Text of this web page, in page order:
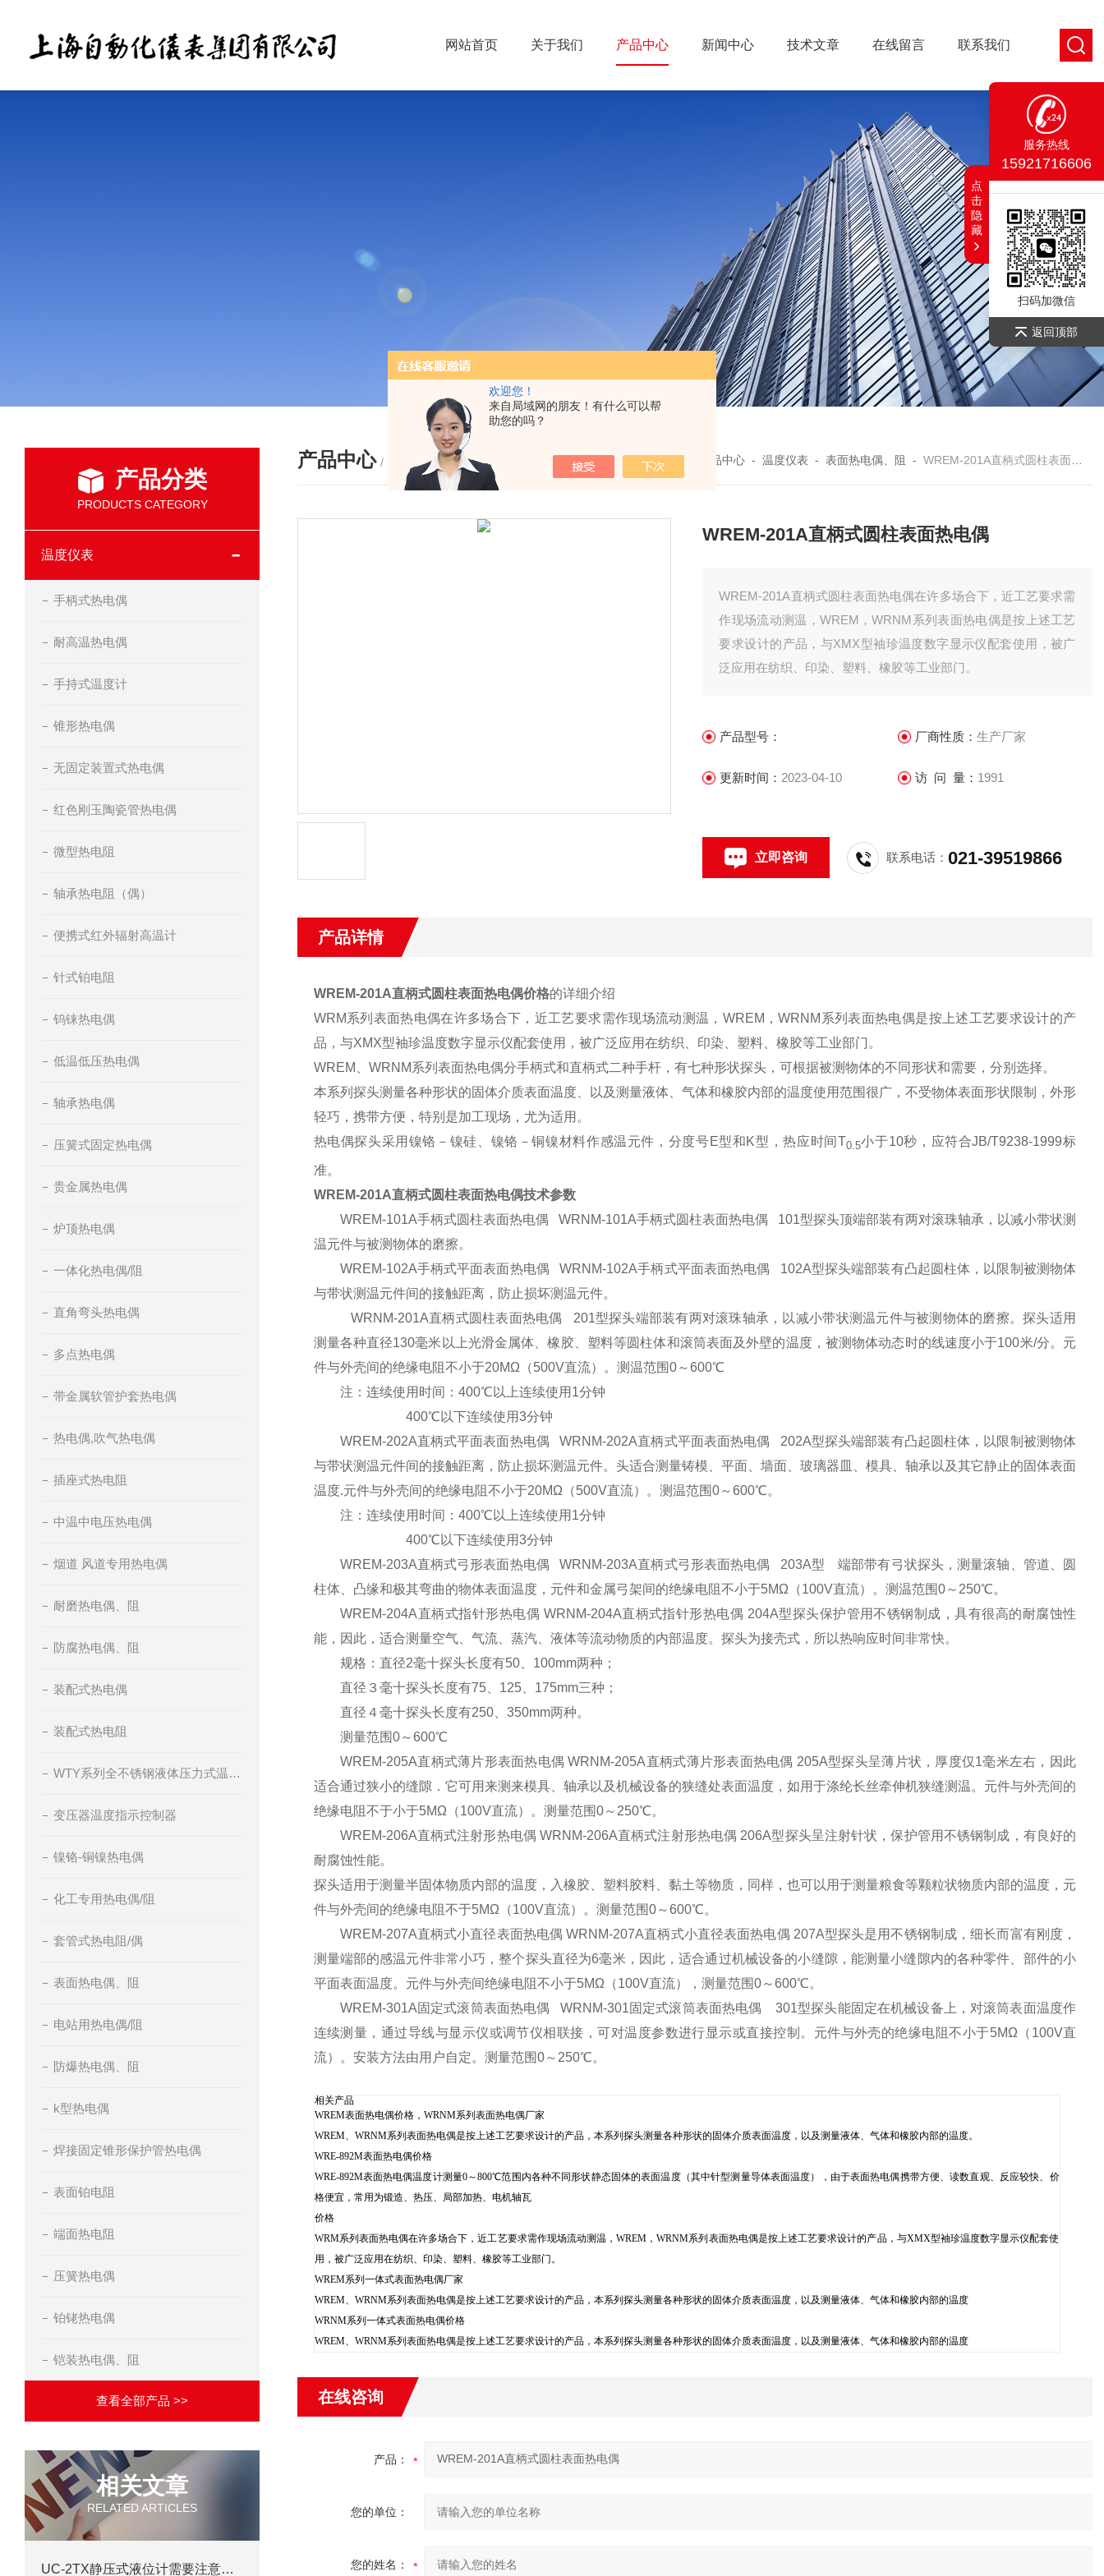
欢迎您！
来自局域网的朋友！有什么可以帮
助您的吗？
网站首页 关于我们 产品中心 新闻中心 技术文章 在线留言 联系我们
产品分类
PRODUCTS CATEGORY
温度仪表
手柄式热电偶
耐高温热电偶
手持式温度计
锥形热电偶
无固定装置式热电偶
红色刚玉陶瓷管热电偶
微型热电阻
轴承热电阻（偶）
便携式红外辐射高温计
针式铂电阻
钨铼热电偶
低温低压热电偶
轴承热电偶
压簧式固定热电偶
贵金属热电偶
炉顶热电偶
一体化热电偶/阻
直角弯头热电偶
多点热电偶
带金属软管护套热电偶
热电偶,吹气热电偶
插座式热电阻
中温中电压热电偶
烟道 风道专用热电偶
耐磨热电偶、阻
防腐热电偶、阻
装配式热电偶
装配式热电阻
WTY系列全不锈钢液体压力式温度计
变压器温度指示控制器
镍铬-铜镍热电偶
化工专用热电偶/阻
套管式热电阻/偶
表面热电偶、阻
电站用热电偶/阻
防爆热电偶、阻
k型热电偶
焊接固定锥形保护管热电偶
表面铂电阻
端面热电阻
压簧热电偶
铂铑热电偶
铠装热电偶、阻
查看全部产品 >>
相关文章
RELATED ARTICLES
UC-2TX静压式液位计需要注意的的正确选型方式
产品中心 / PRODUCTS 您的位置：首页 - 产品中心 -温度仪表 -表面热电偶、阻 -WREM-201A直柄式圆柱表面热电偶
WREM-201A直柄式圆柱表面热电偶
WREM-201A直柄式圆柱表面热电偶在许多场合下，近工艺要求需
作现场流动测温，WREM，WRNM系列表面热电偶是按上述工艺
要求设计的产品，与XMX型袖珍温度数字显示仪配套使用，被广
泛应用在纺织、印染、塑料、橡胶等工业部门。
产品型号： 厂商性质： 生产厂家
更新时间： 2023-04-10 访 问 量： 1991
立即咨询 联系电话：021-39519866
产品详情
WREM-201A直柄式圆柱表面热电偶价格的详细介绍
WRM系列表面热电偶在许多场合下，近工艺要求需作现场流动测温，WREM，WRNM系列表面热电偶是按上述工艺要求设计的产
品，与XMX型袖珍温度数字显示仪配套使用，被广泛应用在纺织、印染、塑料、橡胶等工业部门。
WREM、WRNM系列表面热电偶分手柄式和直柄式二种手杆，有七种形状探头，可根据被测物体的不同形状和需要，分别选择。
本系列探头测量各种形状的固体介质表面温度、以及测量液体、气体和橡胶内部的温度使用范围很广，不受物体表面形状限制，外形
轻巧，携带方便，特别是加工现场，尤为适用。
热电偶探头采用镍铬－镍硅、镍铬－铜镍材料作感温元件，分度号E型和K型，热应时间T0.5小于10秒，应符合JB/T9238-1999标
准。
WREM-201A直柄式圆柱表面热电偶技术参数
WREM-101A手柄式圆柱表面热电偶 WRNM-101A手柄式圆柱表面热电偶 101型探头顶端部装有两对滚珠轴承，以减小带状测
温元件与被测物体的磨擦。
WREM-102A手柄式平面表面热电偶 WRNM-102A手柄式平面表面热电偶 102A型探头端部装有凸起圆柱体，以限制被测物体
与带状测温元件间的接触距离，防止损坏测温元件。
WRNM-201A直柄式圆柱表面热电偶 201型探头端部装有两对滚珠轴承，以减小带状测温元件与被测物体的磨擦。探头适用
测量各种直径130毫米以上光滑金属体、橡胶、塑料等圆柱体和滚筒表面及外壁的温度，被测物体动态时的线速度小于100米/分。元
件与外壳间的绝缘电阻不小于20MΩ（500V直流）。测温范围0～600℃
注：连续使用时间：400℃以上连续使用1分钟
400℃以下连续使用3分钟
WREM-202A直柄式平面表面热电偶 WRNM-202A直柄式平面表面热电偶 202A型探头端部装有凸起圆柱体，以限制被测物体
与带状测温元件间的接触距离，防止损坏测温元件。头适合测量铸模、平面、墙面、玻璃器皿、模具、轴承以及其它静止的固体表面
温度.元件与外壳间的绝缘电阻不小于20MΩ（500V直流）。测温范围0～600℃。
注：连续使用时间：400℃以上连续使用1分钟
400℃以下连续使用3分钟
WREM-203A直柄式弓形表面热电偶 WRNM-203A直柄式弓形表面热电偶 203A型 端部带有弓状探头，测量滚轴、管道、圆
柱体、凸缘和极其弯曲的物体表面温度，元件和金属弓架间的绝缘电阻不小于5MΩ（100V直流）。测温范围0～250℃。
WREM-204A直柄式指针形热电偶 WRNM-204A直柄式指针形热电偶 204A型探头保护管用不锈钢制成，具有很高的耐腐蚀性
能，因此，适合测量空气、气流、蒸汽、液体等流动物质的内部温度。探头为接壳式，所以热响应时间非常快。
规格：直径2毫十探头长度有50、100mm两种；
直径３毫十探头长度有75、125、175mm三种；
直径４毫十探头长度有250、350mm两种。
测量范围0～600℃
WREM-205A直柄式薄片形表面热电偶 WRNM-205A直柄式薄片形表面热电偶 205A型探头呈薄片状，厚度仅1毫米左右，因此
适合通过狭小的缝隙．它可用来测来模具、轴承以及机械设备的狭缝处表面温度，如用于涤纶长丝牵伸机狭缝测温。元件与外壳间的
绝缘电阻不于小于5MΩ（100V直流）。测量范围0～250℃。
WREM-206A直柄式注射形热电偶 WRNM-206A直柄式注射形热电偶 206A型探头呈注射针状，保护管用不锈钢制成，有良好的
耐腐蚀性能。
探头适用于测量半固体物质内部的温度，入橡胶、塑料胶料、黏土等物质，同样，也可以用于测量粮食等颗粒状物质内部的温度，元
件与外壳间的绝缘电阻不于5MΩ（100V直流）。测量范围0～600℃。
WREM-207A直柄式小直径表面热电偶 WRNM-207A直柄式小直径表面热电偶 207A型探头是用不锈钢制成，细长而富有刚度，
测量端部的感温元件非常小巧，整个探头直径为6毫米，因此，适合通过机械设备的小缝隙，能测量小缝隙内的各种零件、部件的小
平面表面温度。元件与外壳间绝缘电阻不小于5MΩ（100V直流），测量范围0～600℃。
WREM-301A固定式滚筒表面热电偶 WRNM-301固定式滚筒表面热电偶 301型探头能固定在机械设备上，对滚筒表面温度作
连续测量，通过导线与显示仪或调节仪相联接，可对温度参数进行显示或直接控制。元件与外壳的绝缘电阻不小于5MΩ（100V直
流）。安装方法由用户自定。测量范围0～250℃。
相关产品
WREM表面热电偶价格，WRNM系列表面热电偶厂家
WREM、WRNM系列表面热电偶是按上述工艺要求设计的产品，本系列探头测量各种形状的固体介质表面温度，以及测量液体、气体和橡胶内部的温度。
WRE-892M表面热电偶价格
WRE-892M表面热电偶温度计测量0～800℃范围内各种不同形状静态固体的表面温度（其中针型测量导体表面温度），由于表面热电偶携带方便、读数直观、反应较快、价
格便宜，常用为锻造、热压、局部加热、电机轴瓦
价格
WRM系列表面热电偶在许多场合下，近工艺要求需作现场流动测温，WREM，WRNM系列表面热电偶是按上述工艺要求设计的产品，与XMX型袖珍温度数字显示仪配套使
用，被广泛应用在纺织、印染、塑料、橡胶等工业部门。
WREM系列一体式表面热电偶厂家
WREM、WRNM系列表面热电偶是按上述工艺要求设计的产品，本系列探头测量各种形状的固体介质表面温度，以及测量液体、气体和橡胶内部的温度
WRNM系列一体式表面热电偶价格
WREM、WRNM系列表面热电偶是按上述工艺要求设计的产品，本系列探头测量各种形状的固体介质表面温度，以及测量液体、气体和橡胶内部的温度
在线咨询
产品：
您的单位：
您的姓名：
服务热线
15921716606
扫码加微信
返回顶部
点
击
隐
藏